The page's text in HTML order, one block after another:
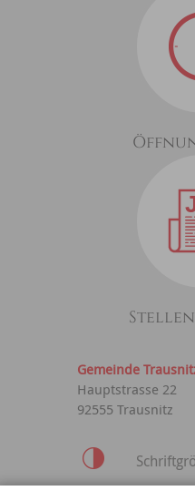
Gemeinde
Hauptstrasse 22
92555 Trausnitz